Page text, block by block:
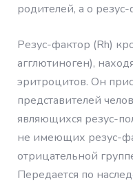
родителей, а о
Резус-фактор (Rh)
агглютиноген),
эритроцитов. Он
представителей
являющихся резус-
не имеющих резус-
отрицательной
Передается по